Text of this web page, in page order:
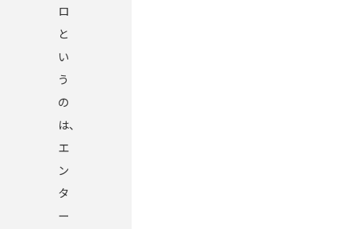
ロ
と
い
う
の
は、
エ
ン
タ
ー